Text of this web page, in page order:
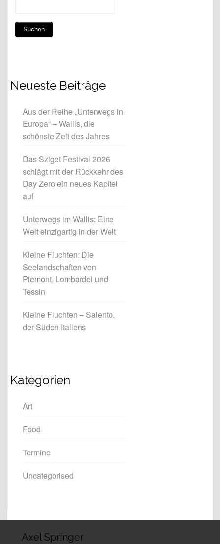
Neueste Beiträge
Aus der Reihe „Unterwegs in
Europa“ – Wallis, die
schönste Zeit des Jahres
Das Sziget Festival 2026
schlägt mit der Rückkehr des
Day Zero ein neues Kapitel
auf
Unterwegs im Wallis: Eine
Welt einzigartig in der Welt
Kleine Fluchten: Die
Seelandschaften von
Piemont, Lombardei und
Tessin
Kleine Fluchten – Salento,
der Süden Italiens
Kategorien
Art
Food
Termine
Uncategorised
Axel Springer